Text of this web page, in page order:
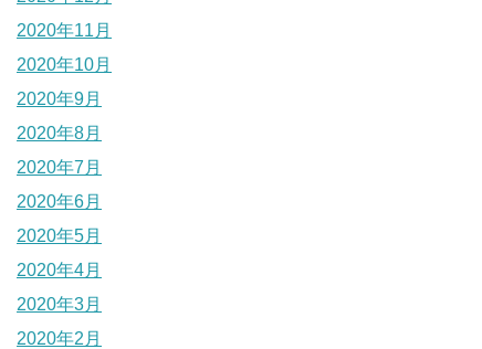
2020年11月
2020年10月
2020年9月
2020年8月
2020年7月
2020年6月
2020年5月
2020年4月
2020年3月
2020年2月